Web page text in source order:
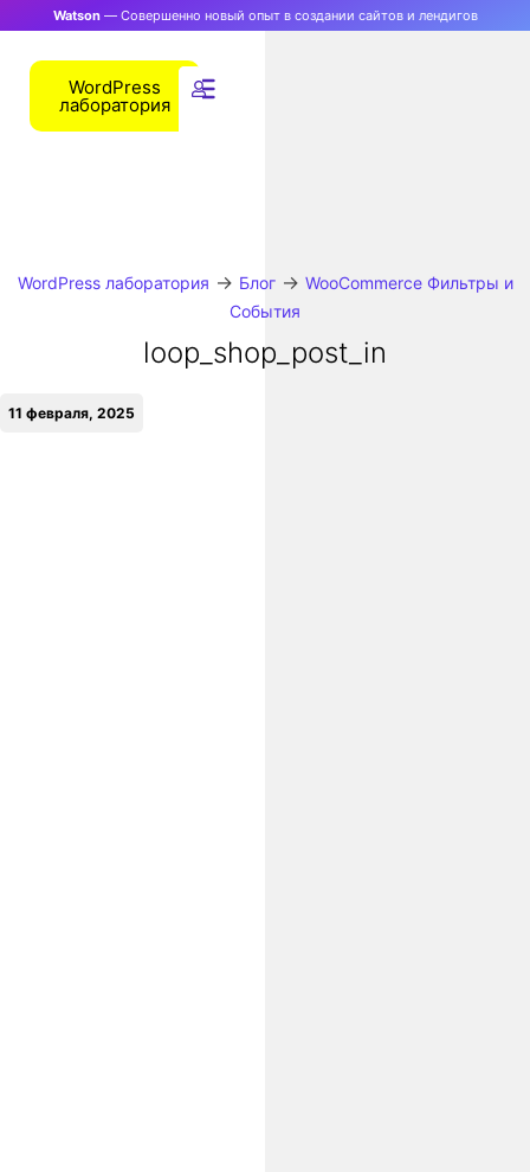
Watson— Совершенно новый опыт в создании сайтов и лендигов
WordPress
лаборатория
WordPress лаборатория → Блог→ WooCommerce Фильтры и
События
loop_shop_post_in
11 февраля, 2025